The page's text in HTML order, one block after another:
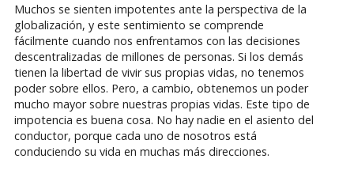
Muchos se sienten impotentes ante la perspectiva de la
globalización, y este sentimiento se comprende
fácilmente cuando nos enfrentamos con las decisiones
descentralizadas de millones de personas. Si los demás
tienen la libertad de vivir sus propias vidas, no tenemos
poder sobre ellos. Pero, a cambio, obtenemos un poder
mucho mayor sobre nuestras propias vidas. Este tipo de
impotencia es buena cosa. No hay nadie en el asiento del
conductor, porque cada uno de nosotros está
conduciendo su vida en muchas más direcciones.